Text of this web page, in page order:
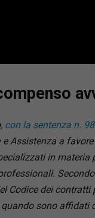
con la sentenza n.
e Assistenza a
in materia
Codice dei contratti
sono affidati